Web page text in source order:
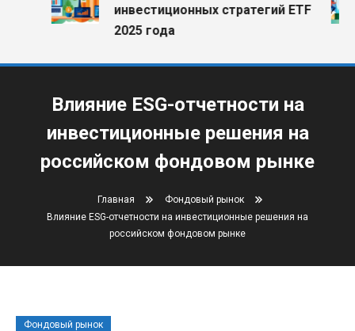
инвестиционных стратегий ETF
2025 года
Влияние ESG-отчетности на
инвестиционные решения на
российском фондовом рынке
Главная
Фондовый рынок
Влияние ESG-отчетности на инвестиционные решения на
российском фондовом рынке
Фондовый рынок